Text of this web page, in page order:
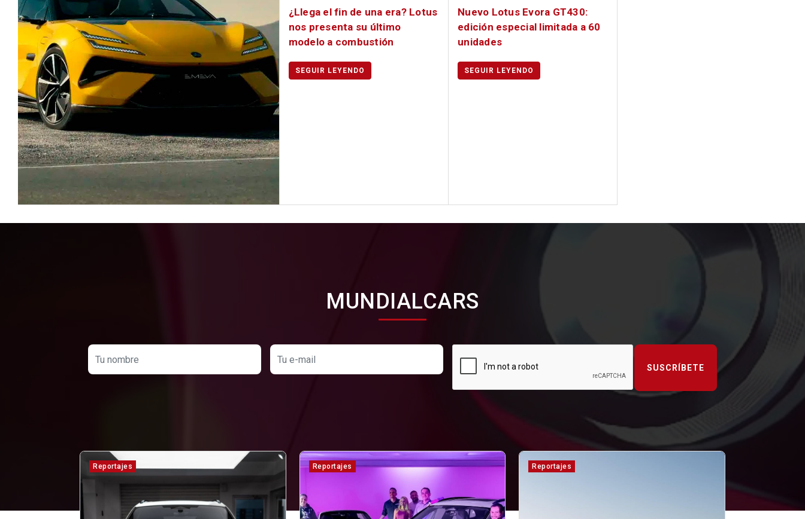
¿Llega el fin de una era? Lotus
nos presenta su último
modelo a combustión
SEGUIR LEYENDO
Nuevo Lotus Evora GT430:
edición especial limitada a 60
unidades
SEGUIR LEYENDO
MUNDIALCARS
SUSCRÍBETE
Reportajes Reportajes Reportajes